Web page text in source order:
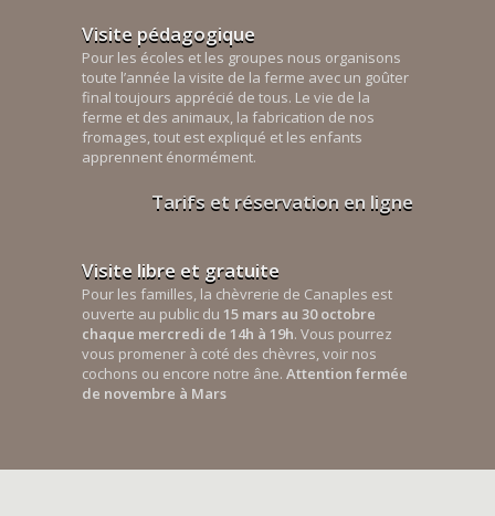
Visite pédagogique
Pour les écoles et les groupes nous organisons
toute l’année la visite de la ferme avec un goûter
final toujours apprécié de tous. Le vie de la
ferme et des animaux, la fabrication de nos
fromages, tout est expliqué et les enfants
apprennent énormément.
Tarifs et réservation en ligne
Visite libre et gratuite
Pour les familles, la chèvrerie de Canaples est
ouverte au public du 15 mars au 30 octobre
chaque mercredi de 14h à 19h. Vous pourrez
vous promener à coté des chèvres, voir nos
cochons ou encore notre âne. Attention fermée
de novembre à Mars